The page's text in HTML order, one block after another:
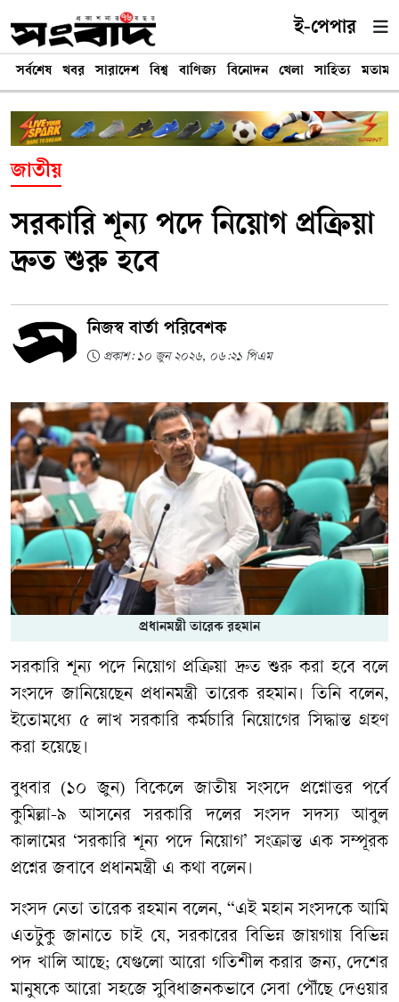
ই-পেপার
সর্বশেষ খবর সারাদেশ বিশ্ব বাণিজ্য বিনোদন খেলা সাহিত্য মতামত
জাতীয়
সরকারি শূন্য পদে নিয়োগ প্রক্রিয়া
দ্রুত শুরু হবে
নিজস্ব বার্তা পরিবেশক
প্রকাশ: ১০ জুন ২০২৬, ০৬:২১ পিএম
প্রধানমন্ত্রী তারেক রহমান
সরকারি শূন্য পদে নিয়োগ প্রক্রিয়া দ্রুত শুরু করা হবে বলে
সংসদে জানিয়েছেন প্রধানমন্ত্রী তারেক রহমান। তিনি বলেন,
ইতোমধ্যে ৫ লাখ সরকারি কর্মচারি নিয়োগের সিদ্ধান্ত গ্রহণ
করা হয়েছে।
বুধবার (১০ জুন) বিকেলে জাতীয় সংসদে প্রশ্নোত্তর পর্বে
কুমিল্লা-৯ আসনের সরকারি দলের সংসদ সদস্য আবুল
কালামের ‘সরকারি শূন্য পদে নিয়োগ’ সংক্রান্ত এক সম্পূরক
প্রশ্নের জবাবে প্রধানমন্ত্রী এ কথা বলেন।
সংসদ নেতা তারেক রহমান বলেন, “এই মহান সংসদকে আমি
এতটুকু জানাতে চাই যে, সরকারের বিভিন্ন জায়গায় বিভিন্ন
পদ খালি আছে; যেগুলো আরো গতিশীল করার জন্য, দেশের
মানুষকে আরো সহজে সুবিধাজনকভাবে সেবা পৌঁছে দেওয়ার